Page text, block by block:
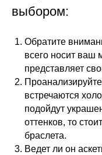
выбором:
Обратите
всего носит ваш
представляет
встречаются
подойдут
оттенков, то
браслета.
Ведет ли он